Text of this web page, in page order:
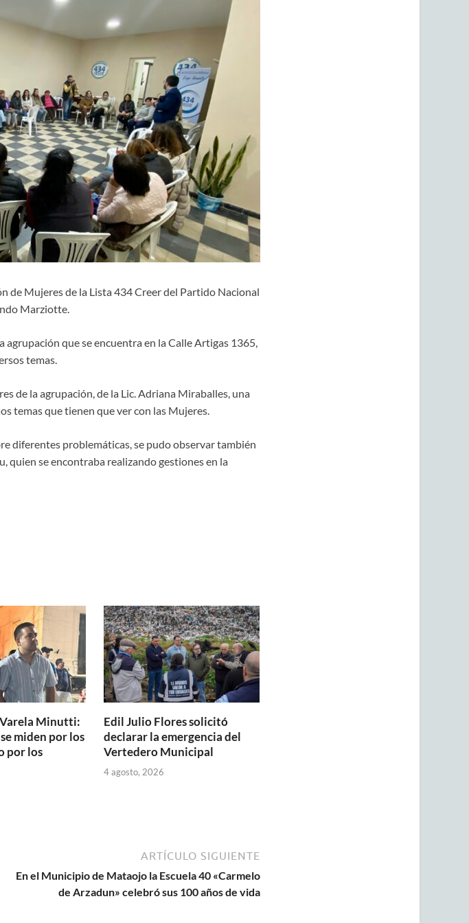
de Mujeres de la Lista 434 Creer del Partido Nacional
Marziotte.
que se encuentra en la Calle Artigas 1365,
temas.
de la agrupación, de la Lic. Adriana Miraballes, una
temas que tienen que ver con las Mujeres.
diferentes problemáticas, se pudo observar también
quien se encontraba realizando gestiones en la
Minutti:
miden por los
por los
Edil Julio Flores solicitó
declarar la emergencia del
Vertedero Municipal
4 agosto, 2026
ARTÍCULO SIGUIENTE
En el Municipio de Mataojo la Escuela 40 «Carmelo
de Arzadun» celebró sus 100 años de vida